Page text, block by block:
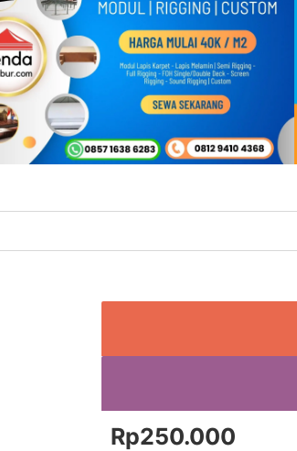
Rp250.000